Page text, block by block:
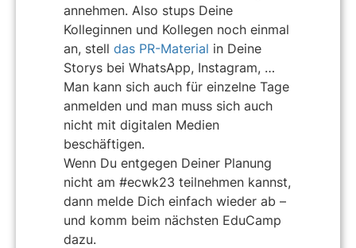
annehmen. Also stups Deine
Kolleginnen und Kollegen noch einmal
an, stell das PR-Material in Deine
Storys bei WhatsApp, Instagram, …
Man kann sich auch für einzelne Tage
anmelden und man muss sich auch
nicht mit digitalen Medien
beschäftigen.
Wenn Du entgegen Deiner Planung
nicht am #ecwk23 teilnehmen kannst,
dann melde Dich einfach wieder ab –
und komm beim nächsten EduCamp
dazu.